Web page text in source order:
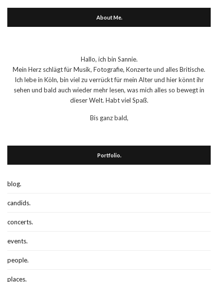
About Me.
Hallo, ich bin Sannie.
Mein Herz schlägt für Musik, Fotografie, Konzerte und alles Britische.
Ich lebe in Köln, bin viel zu verrückt für mein Alter und hier könnt ihr
sehen und bald auch wieder mehr lesen, was mich alles so bewegt in
dieser Welt. Habt viel Spaß.
Bis ganz bald,
Portfolio.
blog.
candids.
concerts.
events.
people.
places.